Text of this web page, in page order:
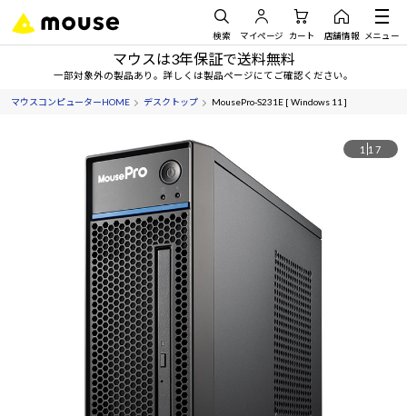
検索 マイページ カート 店舗情報 メニュー
マウスは3年保証で送料無料
一部対象外の製品あり。詳しくは製品ページにてご確認ください。
マウスコンピューターHOME デスクトップ MousePro-S231E [ Windows 11 ]
1 17